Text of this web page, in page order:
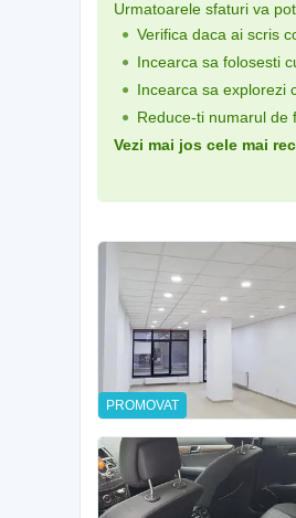
Urmatoarele sfaturi va
Verifica daca ai scris
Incearca sa folosesti
Incearca sa explorezi
Reduce-ti numarul de
Vezi mai jos cele mai
PROMOVAT